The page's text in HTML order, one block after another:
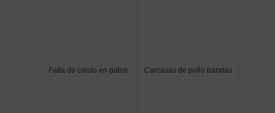
Falta de calcio en gatos Carcasas de pollo baratas